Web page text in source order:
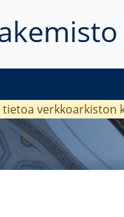
tietoa verkkoarkiston